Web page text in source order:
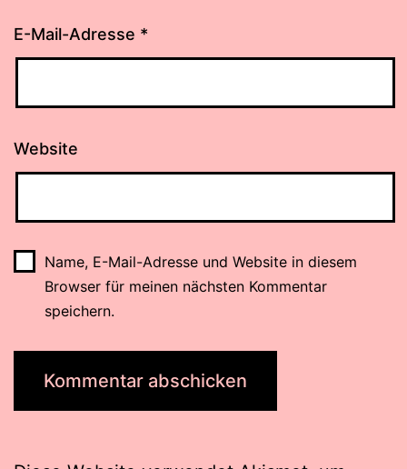
E-Mail-Adresse *
Website
Name, E-Mail-Adresse und Website in diesem
Browser für meinen nächsten Kommentar
speichern.